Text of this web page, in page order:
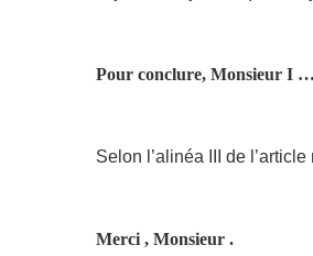
Pour conclure, Monsieur I …
Selon l’alinéa III de l’article
Merci , Monsieur .